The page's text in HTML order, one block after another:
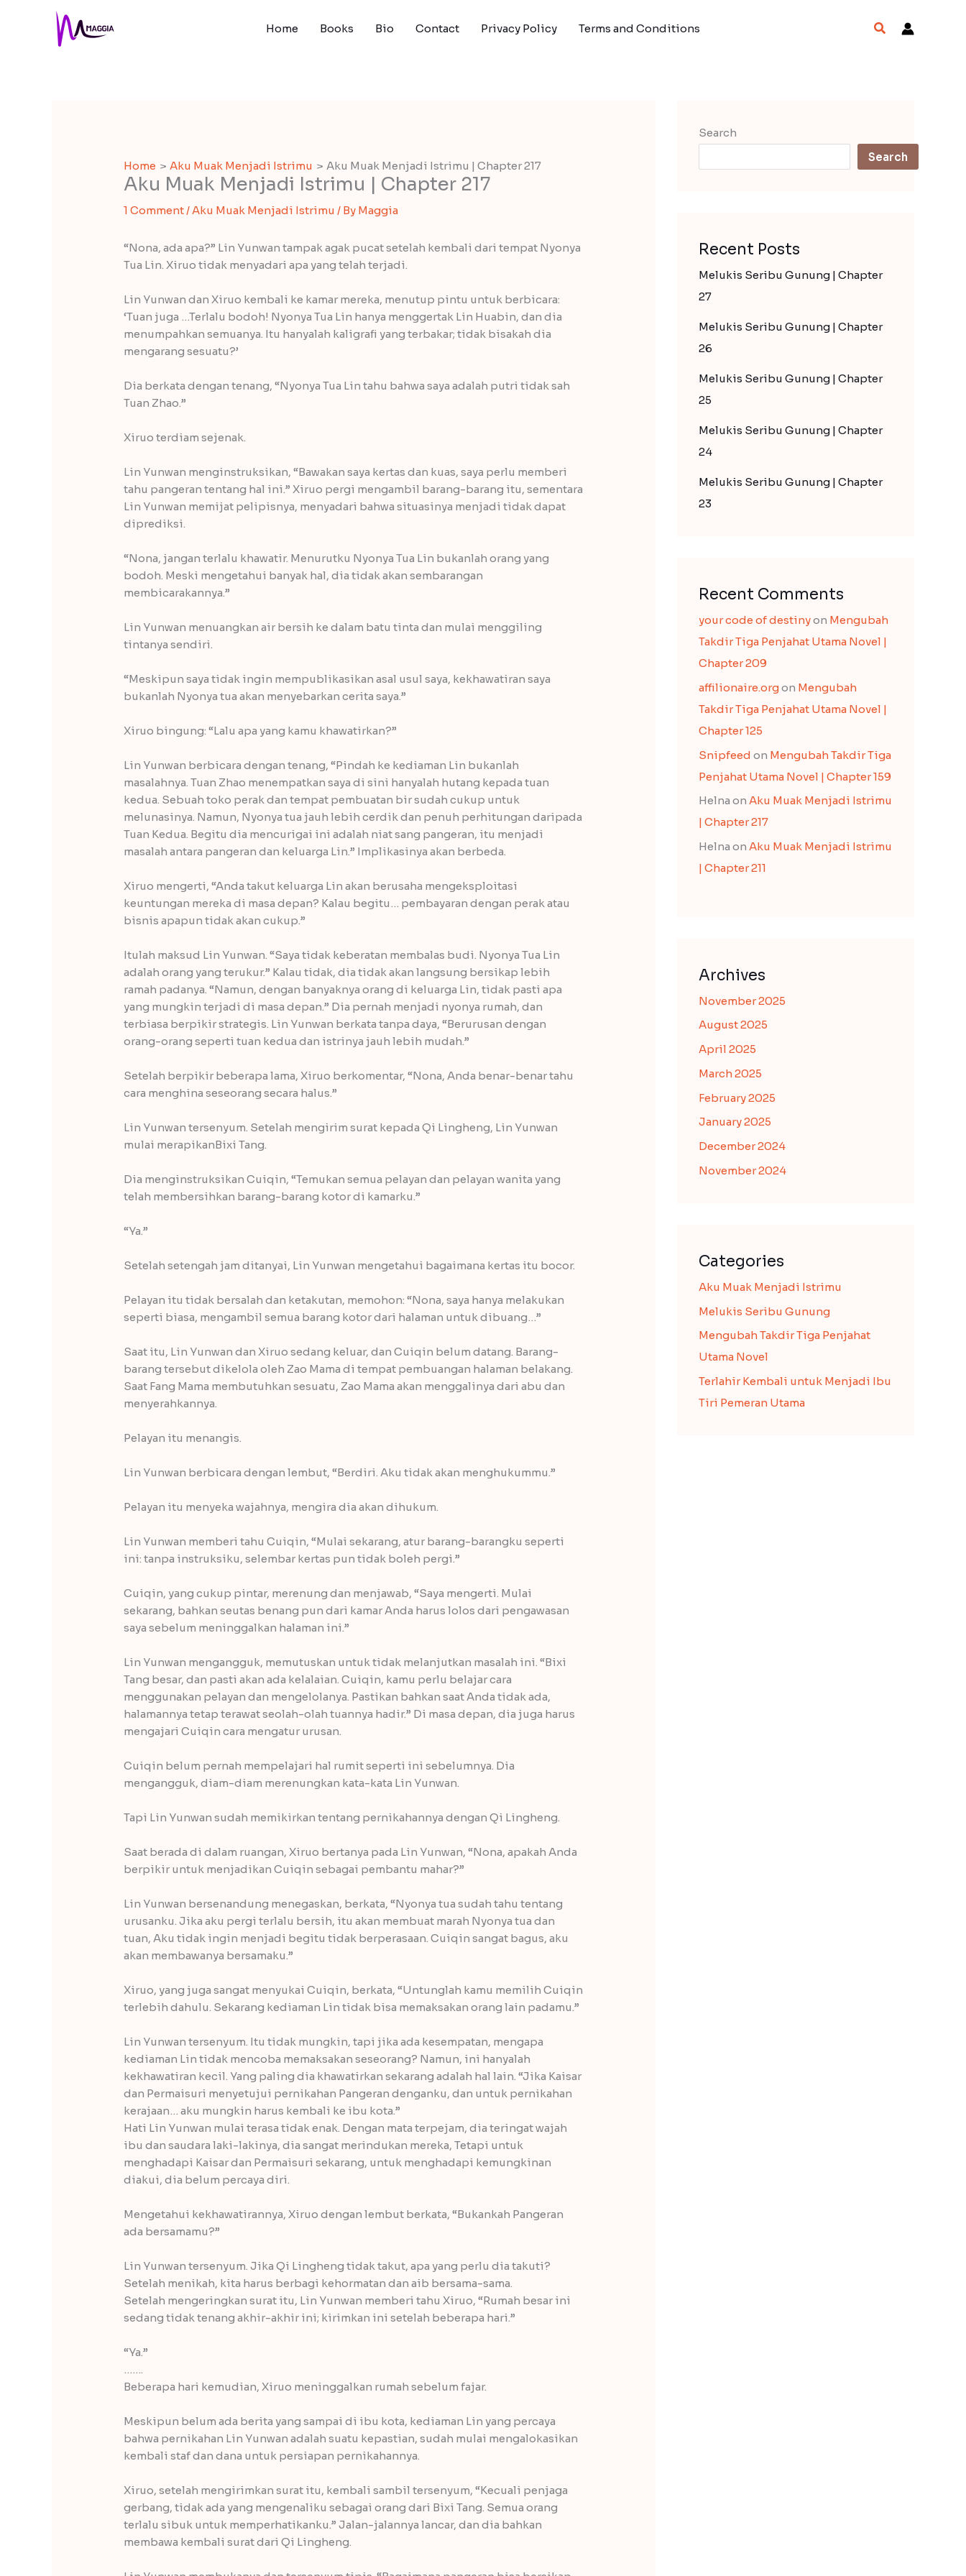
Home Books Bio Contact Privacy Policy Terms and Conditions Search
Home Aku Muak Menjadi Istrimu Aku Muak Menjadi Istrimu | Chapter 217
Aku Muak Menjadi Istrimu | Chapter 217
1 Comment/Aku Muak Menjadi Istrimu / By Maggia
“Nona, ada apa?” Lin Yunwan tampak agak pucat setelah kembali dari tempat Nyonya
Tua Lin. Xiruo tidak menyadari apa yang telah terjadi.
Lin Yunwan dan Xiruo kembali ke kamar mereka, menutup pintu untuk berbicara:
‘Tuan juga …Terlalu bodoh! Nyonya Tua Lin hanya menggertak Lin Huabin, dan dia
menumpahkan semuanya. Itu hanyalah kaligrafi yang terbakar; tidak bisakah dia
mengarang sesuatu?’
Dia berkata dengan tenang, “Nyonya Tua Lin tahu bahwa saya adalah putri tidak sah
Tuan Zhao.”
Xiruo terdiam sejenak.
Lin Yunwan menginstruksikan, “Bawakan saya kertas dan kuas, saya perlu memberi
tahu pangeran tentang hal ini.” Xiruo pergi mengambil barang-barang itu, sementara
Lin Yunwan memijat pelipisnya, menyadari bahwa situasinya menjadi tidak dapat
diprediksi.
“Nona, jangan terlalu khawatir. Menurutku Nyonya Tua Lin bukanlah orang yang
bodoh. Meski mengetahui banyak hal, dia tidak akan sembarangan
membicarakannya.”
Lin Yunwan menuangkan air bersih ke dalam batu tinta dan mulai menggiling
tintanya sendiri.
“Meskipun saya tidak ingin mempublikasikan asal usul saya, kekhawatiran saya
bukanlah Nyonya tua akan menyebarkan cerita saya.”
Xiruo bingung: “Lalu apa yang kamu khawatirkan?”
Lin Yunwan berbicara dengan tenang, “Pindah ke kediaman Lin bukanlah
masalahnya. Tuan Zhao menempatkan saya di sini hanyalah hutang kepada tuan
kedua. Sebuah toko perak dan tempat pembuatan bir sudah cukup untuk
melunasinya. Namun, Nyonya tua jauh lebih cerdik dan penuh perhitungan daripada
Tuan Kedua. Begitu dia mencurigai ini adalah niat sang pangeran, itu menjadi
masalah antara pangeran dan keluarga Lin.” Implikasinya akan berbeda.
Xiruo mengerti, “Anda takut keluarga Lin akan berusaha mengeksploitasi
keuntungan mereka di masa depan? Kalau begitu… pembayaran dengan perak atau
bisnis apapun tidak akan cukup.”
Itulah maksud Lin Yunwan. “Saya tidak keberatan membalas budi. Nyonya Tua Lin
adalah orang yang terukur.” Kalau tidak, dia tidak akan langsung bersikap lebih
ramah padanya. “Namun, dengan banyaknya orang di keluarga Lin, tidak pasti apa
yang mungkin terjadi di masa depan.” Dia pernah menjadi nyonya rumah, dan
terbiasa berpikir strategis. Lin Yunwan berkata tanpa daya, “Berurusan dengan
orang-orang seperti tuan kedua dan istrinya jauh lebih mudah.”
Setelah berpikir beberapa lama, Xiruo berkomentar, “Nona, Anda benar-benar tahu
cara menghina seseorang secara halus.”
Lin Yunwan tersenyum. Setelah mengirim surat kepada Qi Lingheng, Lin Yunwan
mulai merapikanBixi Tang.
Dia menginstruksikan Cuiqin, “Temukan semua pelayan dan pelayan wanita yang
telah membersihkan barang-barang kotor di kamarku.”
“Ya.”
Setelah setengah jam ditanyai, Lin Yunwan mengetahui bagaimana kertas itu bocor.
Pelayan itu tidak bersalah dan ketakutan, memohon: “Nona, saya hanya melakukan
seperti biasa, mengambil semua barang kotor dari halaman untuk dibuang…”
Saat itu, Lin Yunwan dan Xiruo sedang keluar, dan Cuiqin belum datang. Barang-
barang tersebut dikelola oleh Zao Mama di tempat pembuangan halaman belakang.
Saat Fang Mama membutuhkan sesuatu, Zao Mama akan menggalinya dari abu dan
menyerahkannya.
Pelayan itu menangis.
Lin Yunwan berbicara dengan lembut, “Berdiri. Aku tidak akan menghukummu.”
Pelayan itu menyeka wajahnya, mengira dia akan dihukum.
Lin Yunwan memberi tahu Cuiqin, “Mulai sekarang, atur barang-barangku seperti
ini: tanpa instruksiku, selembar kertas pun tidak boleh pergi.”
Cuiqin, yang cukup pintar, merenung dan menjawab, “Saya mengerti. Mulai
sekarang, bahkan seutas benang pun dari kamar Anda harus lolos dari pengawasan
saya sebelum meninggalkan halaman ini.”
Lin Yunwan mengangguk, memutuskan untuk tidak melanjutkan masalah ini. “Bixi
Tang besar, dan pasti akan ada kelalaian. Cuiqin, kamu perlu belajar cara
menggunakan pelayan dan mengelolanya. Pastikan bahkan saat Anda tidak ada,
halamannya tetap terawat seolah-olah tuannya hadir.” Di masa depan, dia juga harus
mengajari Cuiqin cara mengatur urusan.
Cuiqin belum pernah mempelajari hal rumit seperti ini sebelumnya. Dia
mengangguk, diam-diam merenungkan kata-kata Lin Yunwan.
Tapi Lin Yunwan sudah memikirkan tentang pernikahannya dengan Qi Lingheng.
Saat berada di dalam ruangan, Xiruo bertanya pada Lin Yunwan, “Nona, apakah Anda
berpikir untuk menjadikan Cuiqin sebagai pembantu mahar?”
Lin Yunwan bersenandung menegaskan, berkata, “Nyonya tua sudah tahu tentang
urusanku. Jika aku pergi terlalu bersih, itu akan membuat marah Nyonya tua dan
tuan, Aku tidak ingin menjadi begitu tidak berperasaan. Cuiqin sangat bagus, aku
akan membawanya bersamaku.”
Xiruo, yang juga sangat menyukai Cuiqin, berkata, “Untunglah kamu memilih Cuiqin
terlebih dahulu. Sekarang kediaman Lin tidak bisa memaksakan orang lain padamu.”
Lin Yunwan tersenyum. Itu tidak mungkin, tapi jika ada kesempatan, mengapa
kediaman Lin tidak mencoba memaksakan seseorang? Namun, ini hanyalah
kekhawatiran kecil. Yang paling dia khawatirkan sekarang adalah hal lain. “Jika Kaisar
dan Permaisuri menyetujui pernikahan Pangeran denganku, dan untuk pernikahan
kerajaan… aku mungkin harus kembali ke ibu kota.”
Hati Lin Yunwan mulai terasa tidak enak. Dengan mata terpejam, dia teringat wajah
ibu dan saudara laki-lakinya, dia sangat merindukan mereka, Tetapi untuk
menghadapi Kaisar dan Permaisuri sekarang, untuk menghadapi kemungkinan
diakui, dia belum percaya diri.
Mengetahui kekhawatirannya, Xiruo dengan lembut berkata, “Bukankah Pangeran
ada bersamamu?”
Lin Yunwan tersenyum. Jika Qi Lingheng tidak takut, apa yang perlu dia takuti?
Setelah menikah, kita harus berbagi kehormatan dan aib bersama-sama.
Setelah mengeringkan surat itu, Lin Yunwan memberi tahu Xiruo, “Rumah besar ini
sedang tidak tenang akhir-akhir ini; kirimkan ini setelah beberapa hari.”
“Ya.”
…….
Beberapa hari kemudian, Xiruo meninggalkan rumah sebelum fajar.
Meskipun belum ada berita yang sampai di ibu kota, kediaman Lin yang percaya
bahwa pernikahan Lin Yunwan adalah suatu kepastian, sudah mulai mengalokasikan
kembali staf dan dana untuk persiapan pernikahannya.
Xiruo, setelah mengirimkan surat itu, kembali sambil tersenyum, “Kecuali penjaga
gerbang, tidak ada yang mengenaliku sebagai orang dari Bixi Tang. Semua orang
terlalu sibuk untuk memperhatikanku.” Jalan-jalannya lancar, dan dia bahkan
membawa kembali surat dari Qi Lingheng.
Search
Search
Recent Posts
Melukis Seribu Gunung | Chapter
27
Melukis Seribu Gunung | Chapter
26
Melukis Seribu Gunung | Chapter
25
Melukis Seribu Gunung | Chapter
24
Melukis Seribu Gunung | Chapter
23
Recent Comments
your code of destinyon Mengubah
Takdir Tiga Penjahat Utama Novel |
Chapter 209
affilionaire.orgon Mengubah
Takdir Tiga Penjahat Utama Novel |
Chapter 125
Snipfeed on Mengubah Takdir Tiga
Penjahat Utama Novel | Chapter 159
Helna on Aku Muak Menjadi Istrimu
| Chapter 217
Helna on Aku Muak Menjadi Istrimu
| Chapter 211
Archives
November 2025
August 2025
April 2025
March 2025
February 2025
January 2025
December 2024
November 2024
Categories
Aku Muak Menjadi Istrimu
Melukis Seribu Gunung
Mengubah Takdir Tiga Penjahat
Utama Novel
Terlahir Kembali untuk Menjadi Ibu
Tiri Pemeran Utama